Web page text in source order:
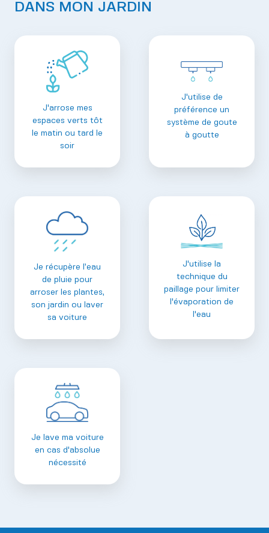
DANS MON JARDIN
J'arrose mes
espaces verts tôt
le matin ou tard le
soir
J'utilise de
préférence un
système de goute
à goutte
Je récupère l’eau
de pluie pour
arroser les plantes,
son jardin ou laver
sa voiture
J'utilise la
technique du
paillage pour limiter
l'évaporation de
l'eau
Je lave ma voiture
en cas d'absolue
nécessité